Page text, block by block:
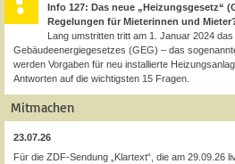
Info 127: Das neue „Heizungsgesetz“
Regelungen für Mieterinnen und
Lang umstritten tritt am 1. Januar 2024
Gebäudeenergiegesetzes (GEG) – das
werden Vorgaben für neu installierte
Antworten auf die wichtigsten 15 Fragen.
Mitmachen
23.07.26
Für die ZDF-Sendung „Klartext“, die am 29.09.26